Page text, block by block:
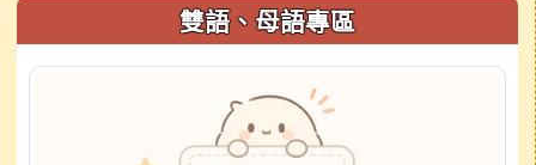
雙語、母語專區